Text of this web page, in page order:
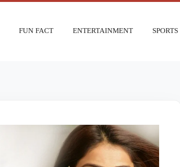
FUN FACT ENTERTAINMENT SPORTS